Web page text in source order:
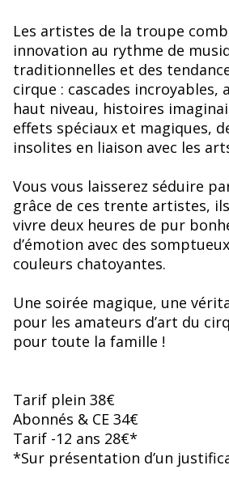
Les artistes de la troupe
innovation au rythme de
traditionnelles et des
cirque : cascades incroyables,
haut niveau, histoires
effets spéciaux et magiques,
insolites en liaison avec les
Vous vous laisserez séduire
grâce de ces trente artistes,
vivre deux heures de pur
d’émotion avec des
couleurs chatoyantes.
Une soirée magique, une
pour les amateurs d’art du
pour toute la famille !
Tarif plein 38€
Abonnés & CE 34€
Tarif -12 ans 28€*
*Sur présentation d’un